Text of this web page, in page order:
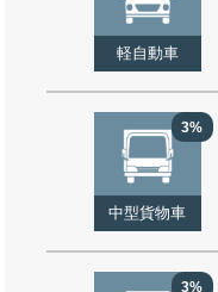
軽自動車
3%
中型貨物車
3%